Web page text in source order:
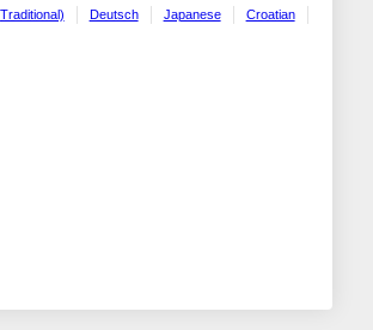
Deutsch Japanese
Croatian